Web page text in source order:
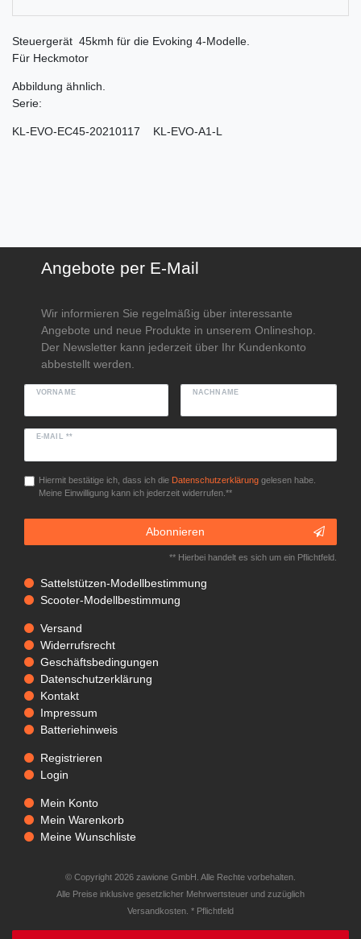
Steuergerät 45kmh für die Evoking 4-Modelle.
Für Heckmotor
Abbildung ähnlich.
Serie:
KL-EVO-EC45-20210117 KL-EVO-A1-L
Angebote per E-Mail
Wir informieren Sie regelmäßig über interessante
Angebote und neue Produkte in unserem Onlineshop.
Der Newsletter kann jederzeit über Ihr Kundenkonto
abbestellt werden.
VORNAME NACHNAME
E-MAIL **
Hiermit bestätige ich, dass ich die Daten­schutz­erklärunggelesen habe.
Meine Einwilligung kann ich jederzeit widerrufen.**
Abonnieren
** Hierbei handelt es sich um ein Pflichtfeld.
Sattelstützen-Modellbestimmung
Scooter-Modellbestimmung
Versand
Widerrufsrecht
Geschäftsbedingungen
Datenschutzerklärung
Kontakt
Impressum
Batteriehinweis
Registrieren
Login
Mein Konto
Mein Warenkorb
Meine Wunschliste
© Copyright 2026 zawione GmbH. Alle Rechte vorbehalten.
Alle Preise inklusive gesetzlicher Mehrwertsteuer und zuzüglich
Versandkosten. * Pflichtfeld